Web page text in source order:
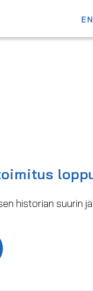
EN
historian suurin